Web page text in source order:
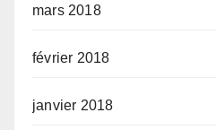
mars 2018
février 2018
janvier 2018